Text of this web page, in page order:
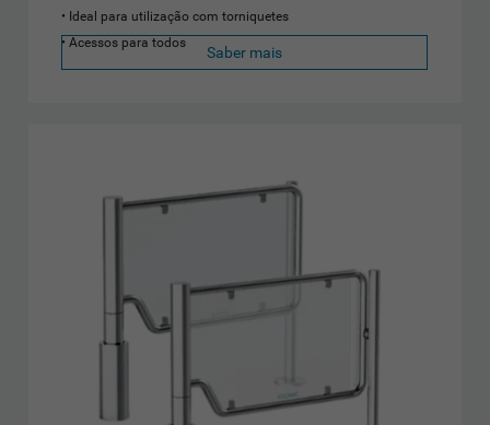
Ideal para utilização com torniquetes
Acessos para todos
Saber mais